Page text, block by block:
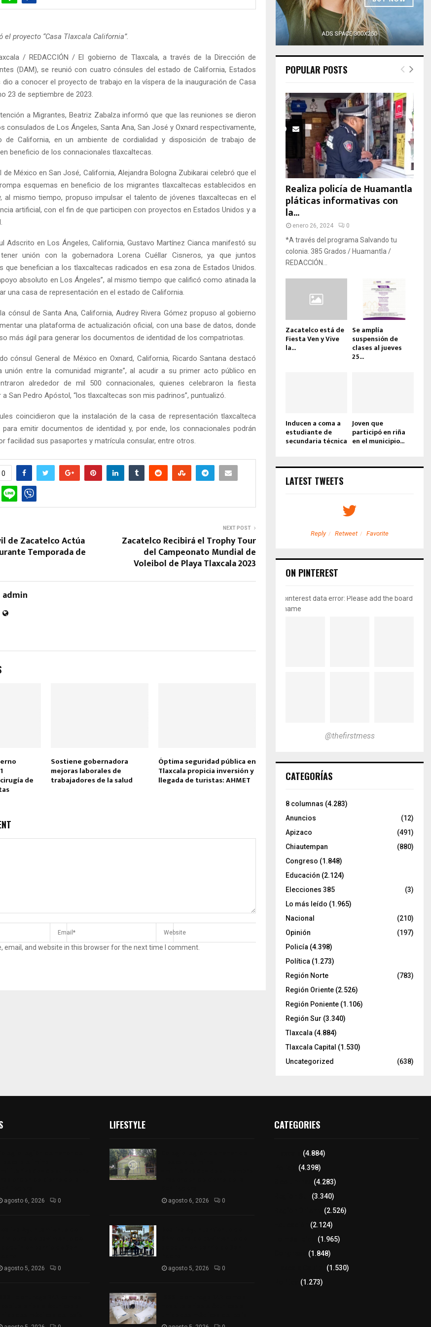
el proyecto “Casa Tlaxcala California”.
/ REDACCIÓN / El gobierno de Tlaxcala, a través de la Dirección de
(DAM), se reunió con cuatro cónsules del estado de California, Estados
dio a conocer el proyecto de trabajo en la víspera de la inauguración de Casa
23 de septiembre de 2023.
a Migrantes, Beatriz Zabalza informó que que las reuniones se dieron
consulados de Los Ángeles, Santa Ana, San José y Oxnard respectivamente,
de California, en un ambiente de cordialidad y disposición de trabajo de
beneficio de los connacionales tlaxcaltecas.
de México en San José, California, Alejandra Bologna Zubikarai celebró que el
esquemas en beneficio de los migrantes tlaxcaltecas establecidos en
al mismo tiempo, propuso impulsar el talento de jóvenes tlaxcaltecas en el
artificial, con el fin de que participen con proyectos en Estados Unidos y a
Adscrito en Los Ángeles, California, Gustavo Martínez Cianca manifestó su
unión con la gobernadora Lorena Cuéllar Cisneros, ya que juntos
que benefician a los tlaxcaltecas radicados en esa zona de Estados Unidos.
absoluto en Los Ángeles”, al mismo tiempo que calificó como atinada la
una casa de representación en el estado de California.
cónsul de Santa Ana, California, Audrey Rivera Gómez propuso al gobierno
una plataforma de actualización oficial, con una base de datos, donde
más ágil para generar los documentos de identidad de los compatriotas.
cónsul General de México en Oxnard, California, Ricardo Santana destacó
unión entre la comunidad migrante”, al acudir a su primer acto público en
alrededor de mil 500 connacionales, quienes celebraron la fiesta
San Pedro Apóstol, “los tlaxcaltecas son mis padrinos”, puntualizó.
coincidieron que la instalación de la casa de representación tlaxcalteca
emitir documentos de identidad y, por ende, los connacionales podrán
facilidad sus pasaportes y matrícula consular, entre otros.
0
de Zacatelco Actúa
Temporada de
NEXT POST
Zacatelco Recibirá el Trophy Tour
del Campeonato Mundial de
Voleibol de Playa Tlaxcala 2023
admin
de
Sostiene gobernadora
mejoras laborales de
trabajadores de la salud
Óptima seguridad pública en
Tlaxcala propicia inversión y
llegada de turistas: AHMET
email, and website in this browser for the next time I comment.
POPULAR POSTS
Realiza policía de Huamantla
pláticas informativas con
la...
enero 26, 2024 0
*A través del programa Salvando tu
colonia. 385 Grados / Huamantla /
REDACCIÓN...
Zacatelco está de
Fiesta Ven y Vive
la...
Se amplía
suspensión de
clases al jueves
25...
Inducen a coma a
estudiante de
secundaria técnica
Joven que
participó en riña
en el municipio...
LATEST TWEETS
Reply Retweet Favorite
ON PINTEREST
pinterest data error: Please add the board
name
@thefirstmess
CATEGORÍAS
8 columnas (4.283)
Anuncios
(12)
Apizaco
(491)
Chiautempan
(880)
Congreso (1.848)
Educación (2.124)
Elecciones 385
(3)
Lo más leído (1.965)
Nacional
(210)
Opinión
(197)
Policía (4.398)
Política (1.273)
Región Norte
(783)
Región Oriente (2.526)
Región Poniente (1.106)
Región Sur (3.340)
Tlaxcala (4.884)
Tlaxcala Capital (1.530)
Uncategorized
(638)
agosto 6, 2026 0
agosto 5, 2026 0
LIFESTYLE
agosto 6, 2026 0
agosto 5, 2026 0
CATEGORIES
(4.884)
(4.398)
(4.283)
(3.340)
(2.526)
(2.124)
(1.965)
(1.848)
(1.530)
(1.273)